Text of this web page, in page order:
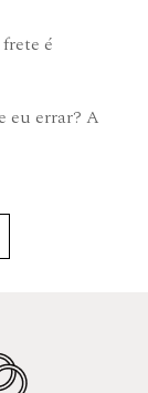
é
eu errar? A